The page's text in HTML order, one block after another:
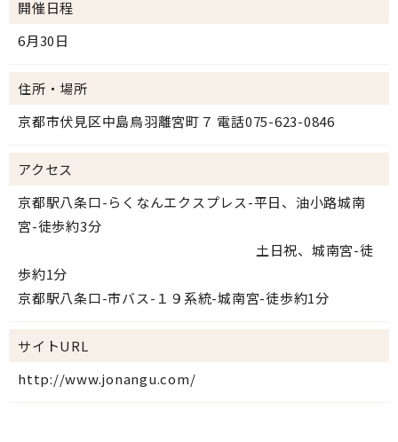
開催日程
6月30日
住所・場所
京都市伏見区中島鳥羽離宮町７ 電話075-623-0846
アクセス
京都駅八条口-らくなんエクスプレス-平日、油小路城南
宮-徒歩約3分
土日祝、城南宮-徒
歩約1分
京都駅八条口-市バス-１９系統-城南宮-徒歩約1分
サイトURL
http://www.jonangu.com/